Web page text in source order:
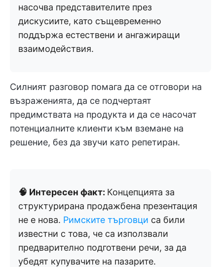
насочва представителите през
дискусиите, като същевременно
поддържа естествени и ангажиращи
взаимодействия.
Силният разговор помага да се отговори на
възраженията, да се подчертаят
предимствата на продукта и да се насочат
потенциалните клиенти към вземане на
решение, без да звучи като репетиран.
🧠 Интересен факт: Концепцията за
структурирана продажбена презентация
не е нова. Римските търговци са били
известни с това, че са използвали
предварително подготвени речи, за да
убедят купувачите на пазарите.